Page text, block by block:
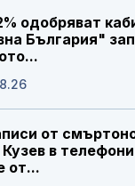
одобряват
България"
от
в
от...